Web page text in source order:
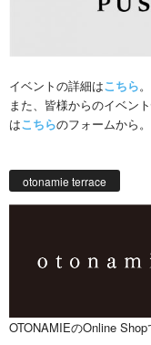
イベントの詳細はこちら。
また、皆様からのイベン
はこちらのフォームから。
otonamie terrace
OTONAMIEのOnline Shop